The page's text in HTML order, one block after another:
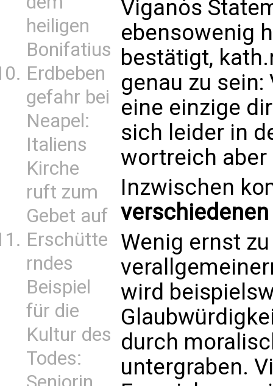
heiligen
Bonifatius
Erdbeben
gefahr bei
Neapel:
Italiens
Kirche
ruft zum
Gebet auf
Erschütte
rndes
Beispiel
für die
Kultur des
Todes:
Viganòs
ebensowenig
bestätigt,
genau zu
eine einzige
sich leider in
wortreich
Inzwischen
Wenig ernst
wird
durch
untergraben.